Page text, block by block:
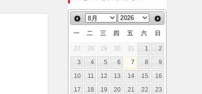
一 二 三 四 五 六 日
27 28 29 30 31 1
2
3
4 5 6 7 8
9
10
11 12 13 14 15
16
17
18 19 20 21 22
23